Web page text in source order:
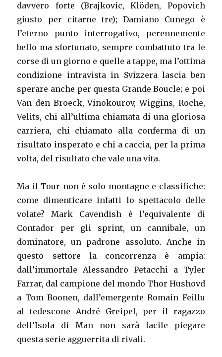
davvero forte (Brajkovic, Klöden, Popovich
giusto per citarne tre); Damiano Cunego è
l’eterno punto interrogativo, perennemente
bello ma sfortunato, sempre combattuto tra le
corse di un giorno e quelle a tappe, ma l’ottima
condizione intravista in Svizzera lascia ben
sperare anche per questa Grande Boucle; e poi
Van den Broeck, Vinokourov, Wiggins, Roche,
Velits, chi all’ultima chiamata di una gloriosa
carriera, chi chiamato alla conferma di un
risultato insperato e chi a caccia, per la prima
volta, del risultato che vale una vita.
Ma il Tour non è solo montagne e classifiche:
come dimenticare infatti lo spettacolo delle
volate? Mark Cavendish è l’equivalente di
Contador per gli sprint, un cannibale, un
dominatore, un padrone assoluto. Anche in
questo settore la concorrenza è ampia:
dall’immortale Alessandro Petacchi a Tyler
Farrar, dal campione del mondo Thor Hushovd
a Tom Boonen, dall’emergente Romain Feillu
al tedescone André Greipel, per il ragazzo
dell’Isola di Man non sarà facile piegare
questa serie agguerrita di rivali.